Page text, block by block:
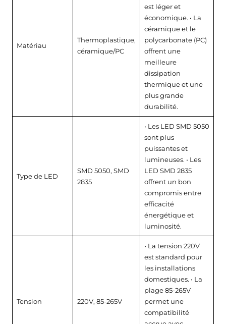
Matériau
Thermoplastique,
céramique/PC
est léger et
économique. • La
céramique et le
polycarbonate (PC)
offrent une
meilleure
dissipation
thermique et une
plus grande
durabilité.
Type de LED
SMD 5050, SMD
2835
• Les LED SMD 5050
sont plus
puissantes et
lumineuses. • Les
LED SMD 2835
offrent un bon
compromis entre
efficacité
énergétique et
luminosité.
Tension 220V, 85-265V
• La tension 220V
est standard pour
les installations
domestiques. • La
plage 85-265V
permet une
compatibilité